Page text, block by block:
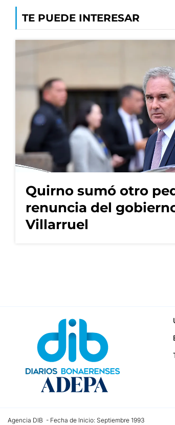
TE PUEDE INTERESAR
Quirno sumó otro
renuncia del
Villarruel
Agencia DIB - Fecha de Inicio: Septiembre 1993